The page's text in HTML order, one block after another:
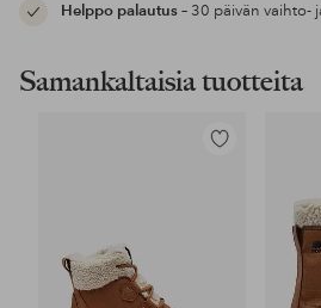
Helppo palautus– 30 päivän vaihto-
Samankaltaisia tuotteita
Lisää